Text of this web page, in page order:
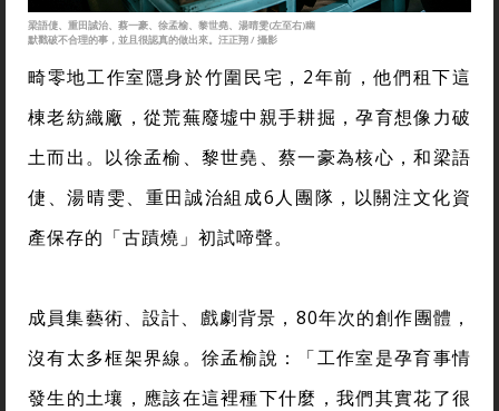
梁語倢、重田誠治、蔡一豪、徐孟榆、黎世堯、湯晴雯(左至右)幽
默戳破不合理的事，並且很認真的做出來。汪正翔 / 攝影
畸零地工作室隱身於竹圍民宅，2年前，他們租下這
棟老紡織廠，從荒蕪廢墟中親手耕掘，孕育想像力破
土而出。以徐孟榆、黎世堯、蔡一豪為核心，和梁語
倢、湯晴雯、重田誠治組成6人團隊，以關注文化資
產保存的「古蹟燒」初試啼聲。
成員集藝術、設計、戲劇背景，80年次的創作團體，
沒有太多框架界線。徐孟榆說：「工作室是孕育事情
發生的土壤，應該在這裡種下什麼，我們其實花了很